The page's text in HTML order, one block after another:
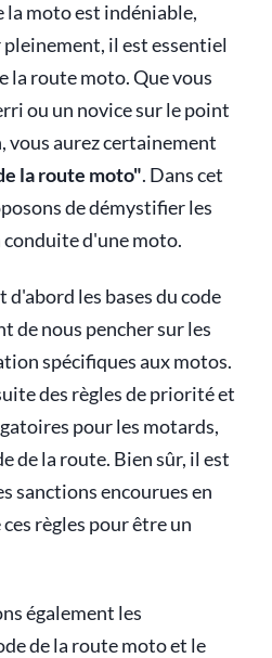
la moto est indéniable,
il est essentiel
la route moto. Que vous
ou un novice sur le point
vous aurez certainement
la route moto". Dans cet
de démystifier les
conduite d'une moto.
les bases du code
de nous pencher sur les
spécifiques aux motos.
des règles de priorité et
pour les motards,
de la route. Bien sûr, il est
sanctions encourues en
règles pour être un
également les
de la route moto et le